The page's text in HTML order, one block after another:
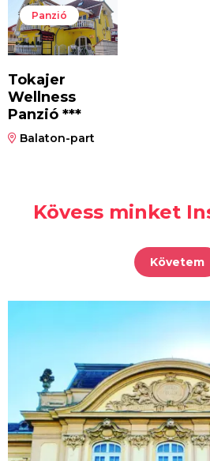
Panzió
Tokajer
Wellness
Panzió ***
Balaton-part
Kövess minket
Követem